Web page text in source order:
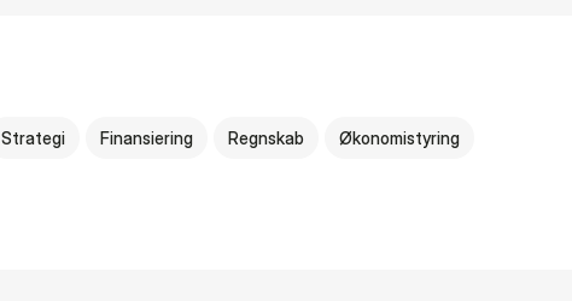
Strategi Finansiering Regnskab Økonomistyring